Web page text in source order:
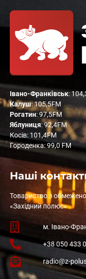
Івано-Франківськ:
Калуш: 105,5FM
Рогатин: 97,5FM
Яблуниця: 92,4FM
Косів: 101,4FM
Городенка: 99,0 FM
Наші
Товариство з
«Західний полюс»
м. Івано-
+38 050 433
radio@z-